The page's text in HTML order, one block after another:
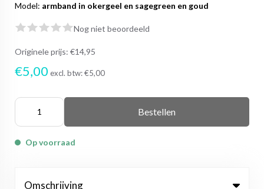
Model: armband in okergeel en sagegreen en goud
Nog niet beoordeeld
Originele prijs: €14,95
€5,00 excl. btw:€5,00
Bestellen
Op voorraad
Omschrijving